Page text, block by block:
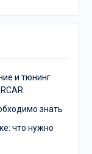
и тюнинг
знать
что нужно